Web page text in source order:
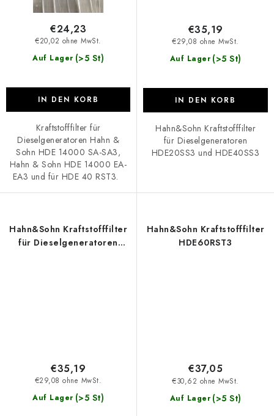
Auf Lager (>5 St)
€20,02 ohne MwSt.
€24,23
IN DEN KORB
Kraftstofffilter für
Dieselgeneratoren Hahn &
Sohn HDE 14000 SA-SA3,
Hahn & Sohn HDE 14000 EA-
EA3 und für HDE 40 RST3.
Auf Lager (>5 St)
€29,08 ohne MwSt.
€35,19
IN DEN KORB
Hahn&Sohn Kraftstofffilter
für Dieselgeneratoren
HDE20SS3 und HDE40SS3
Hahn&Sohn Kraftstofffilter
für Dieselgeneratoren
Auf Lager (>5 St)
€29,08 ohne MwSt.
€35,19
Hahn&Sohn Kraftstofffilter
HDE60RST3
Auf Lager (>5 St)
€30,62 ohne MwSt.
€37,05